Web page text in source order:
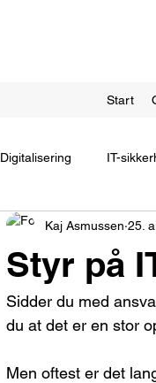
Start
Digitalisering IT-
Styr på
Kaj Asmussen 25.
Sidder du med
du at det er en stor
Men oftest er det